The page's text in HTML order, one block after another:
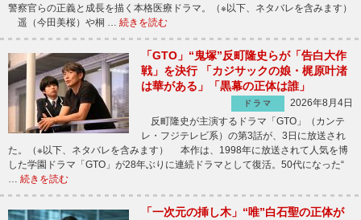
警察官らの正義と成長を描く本格医療ドラマ。（※以下、ネタバレを含みます）
遥（今田美桜）や桐 … 続きを読む
「GTO」“鬼塚”反町隆史らが「告白大作
戦」を決行 「カジサックの娘・梶原叶渚
は華がある」「黒幕の正体は誰」
ドラマ
2026年8月4日
反町隆史が主演するドラマ「GTO」（カンテ
レ・フジテレビ系）の第3話が、3日に放送され
た。（※以下、ネタバレを含みます） 本作は、1998年に放送されて人気を博
した学園ドラマ「GTO」が28年ぶりに連続ドラマとして復活。50代になった“
… 続きを読む
「一次元の挿し木」“唯”白石聖の正体が